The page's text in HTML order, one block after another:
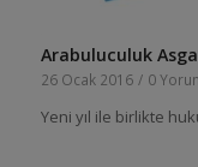
Arabuluculuk
26 Ocak 2016 / 0
Yeni yıl ile birlikte